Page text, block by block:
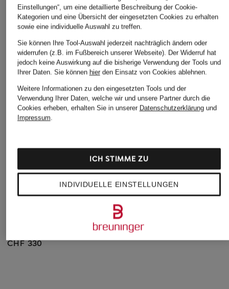
CHF 330
Geldbörse TRACY
CHF 410
Einstellungen“, um eine detaillierte Beschreibung der Cookie-
Kategorien und eine Übersicht der eingesetzten Cookies zu erhalten
sowie eine individuelle Auswahl zu treffen.
Sie können Ihre Tool-Auswahl jederzeit nachträglich ändern oder
widerrufen (z.B. im Fußbereich unserer Webseite). Der Widerruf hat
jedoch keine Auswirkung auf die bisherige Verwendung der Tools und
Ihrer Daten. Sie können hierden Einsatz von Cookies ablehnen.
Weitere Informationen zu den eingesetzten Tools und der
Verwendung Ihrer Daten, welche wir und unsere Partner durch die
Cookies erheben, erhalten Sie in unserer Datenschutzerklärungund
Impressum.
INDIVIDUELLE EINSTELLUNGEN
ICH STIMME ZU